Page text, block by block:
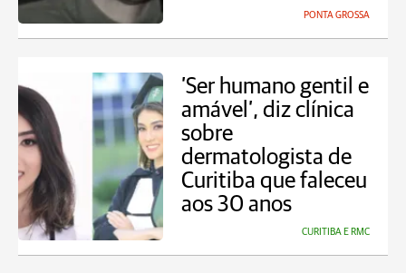
PONTA GROSSA
’Ser humano gentil e
amável’, diz clínica
sobre
dermatologista de
Curitiba que faleceu
aos 30 anos
CURITIBA E RMC